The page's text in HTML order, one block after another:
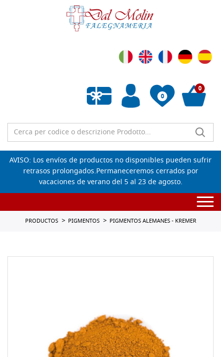
0
Lista de deseos vacía
0
AVISO: Los envíos de productos no disponibles pueden sufrir
retrasos prolongados.Permaneceremos cerrados por
vacaciones de verano del 5 al 23 de agosto.
PRODUCTOS PIGMENTOS PIGMENTOS ALEMANES - KREMER